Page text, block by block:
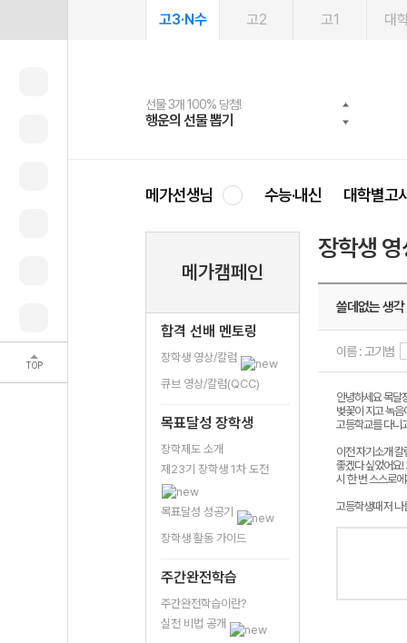
TOP
고3·N수 고2 고1 대
선물 3개 100% 당첨!
행운의 선물 뽑기
선물 100% 증정!
메가스터디 X 올리브
여름방학 스터디 캐시백
메가런 썸머스쿨
2027 러셀 단과
강사 공개선발
스마트러닝앱
설문 EVENT
메가패스
3일 무료 체험권
메가패스 수강생 무료혜택!
메가클럽 멤버십
사회공헌 캠페인
희망이룸 메가나눔
메가선생님 수능·내신 대학별고
메가캠페인
합격 선배 멘토링
장학생 영상/칼럼
큐브 영상/칼럼(QCC)
목표달성 장학생
장학제도 소개
제23기 장학생 1차 도전
목표달성 성공기
장학생 활동 가이드
주간완전학습
주간완전학습이란?
실천 비법 공개
장학생
쓸데없는 생
이름 : 고기범
안녕하세요 목달
벚꽃이 지고 녹음
고등학교를 다니
이전자기소개 칼
좋겠다 싶었어요!
시 한 번스스로
고등학생때 저 나